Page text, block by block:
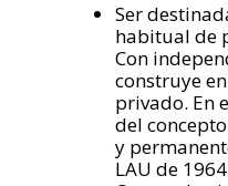
Ser
habitual de
Con
construye
privado. En
del
y
LAU de